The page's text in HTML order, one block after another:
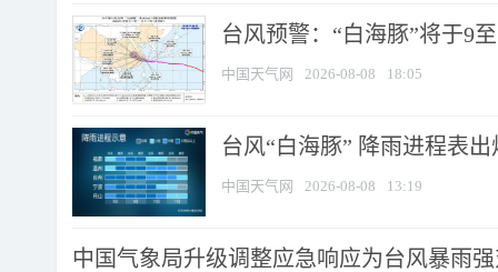
台风预警：“白海豚”将于9
中国天气网 2026-08-08 18:05
台风“白海豚” 降雨进程表
中国天气网 2026-08-08 13:19
中国气象局升级调整应急响应为台风暴雨